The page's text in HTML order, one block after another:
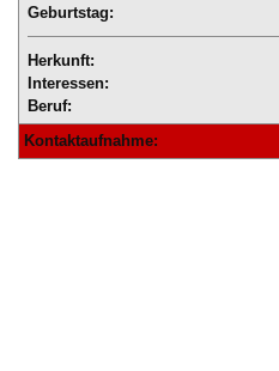
Geburtstag:
Herkunft:
Interessen:
Beruf:
Kontaktaufnahme: